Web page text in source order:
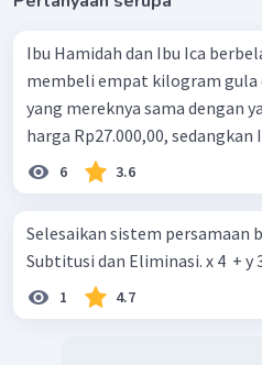
Ibu Hamidah dan Ibu Ica
membeli empat kilogram gula
yang mereknya sama dengan
harga Rp27.000,00, sedangkan
6 3.6
Selesaikan sistem persamaan
Subtitusi dan
1 4.7